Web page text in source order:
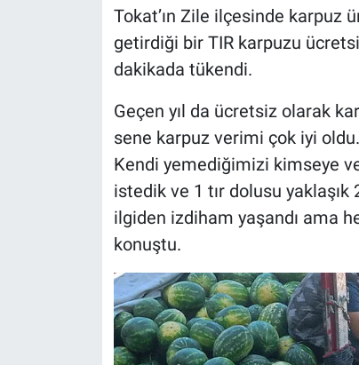
Tokat’ın Zile ilçesinde karpuz
getirdiği bir TIR karpuzu
dakikada tükendi.
Geçen yıl da ücretsiz olarak
sene karpuz verimi çok iyi oldu.
Kendi yemediğimizi kimseye
istedik ve 1 tır dolusu yaklaşık
ilgiden izdiham yaşandı ama
konuştu.
Koronavirüs
Kültür Sanat
Ne demişti
Programlar